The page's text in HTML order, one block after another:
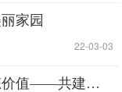
家园
| 22-03-03
物和谐的美丽家园①